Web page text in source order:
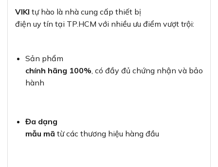
VIKI tự hào là nhà cung cấp thiết bị
điện uy tín tại TP.HCM với nhiều ưu điểm vượt trội:
Sản phẩm
chính hãng 100% , có đầy đủ chứng nhận và bảo
hành
Đa dạng
mẫu mã từ các thương hiệu hàng đầu